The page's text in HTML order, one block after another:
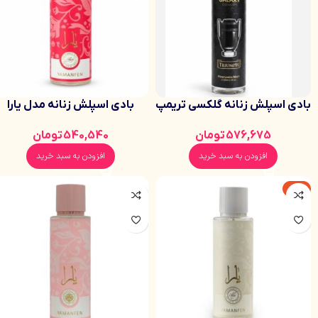
بادی اسپلش زنانه گلکسی تریمپ
آرامش بخش لوندر و کندر و عنبر
و وانیل 250 میل ماندگاری بالا
576,675تومان
افزودن به سبد خرید
بادی اسپلش زنانه مدل یارا
540,540تومان
افزودن به سبد خرید
-3%